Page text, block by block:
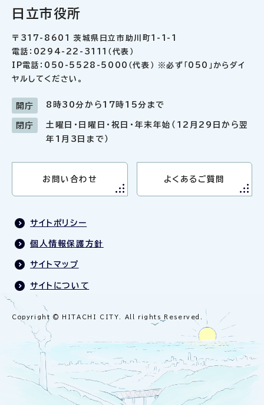
日立市役所
〒317-8601 茨城県日立市助川町1-1-1
電話：0294-22-3111（代表）
IP電話：050-5528-5000（代表） ※必ず「050」からダイ
ヤルしてください。
開庁 8時30分から17時15分まで
閉庁
土曜日・日曜日・祝日・年末年始（12月29日から翌
年1月3日まで）
お問い合わせ よくあるご質問
サイトポリシー
個人情報保護方針
サイトマップ
サイトについて
Copyright © HITACHI CITY. All rights Reserved.